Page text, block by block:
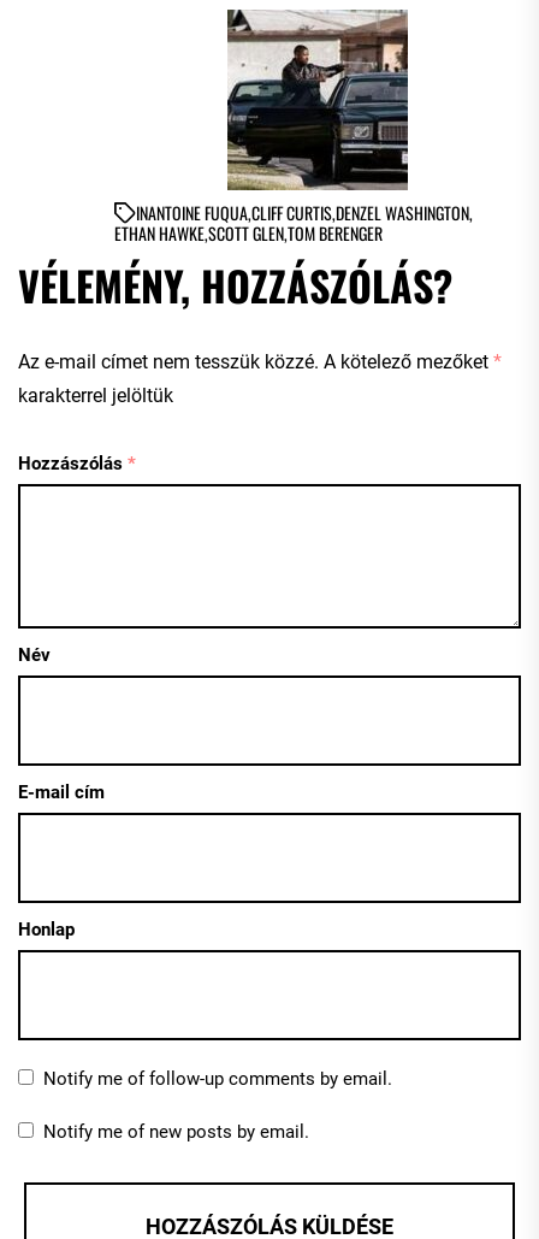
INANTOINE FUQUA,CLIFF CURTIS,DENZEL WASHINGTON,
ETHAN HAWKE,SCOTT GLEN,TOM BERENGER
VÉLEMÉNY, HOZZÁSZÓLÁS?
Az e-mail címet nem tesszük közzé. A kötelező mezőket *
karakterrel jelöltük
Hozzászólás *
Név
E-mail cím
Honlap
Notify me of follow-up comments by email.
Notify me of new posts by email.